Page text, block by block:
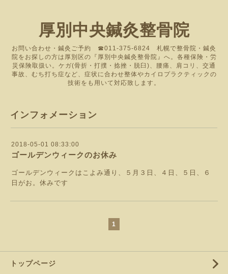
厚別中央鍼灸整骨院
お問い合わせ・鍼灸ご予約 ☎011-375-6824 札幌で整骨院・鍼灸
院をお探しの方は厚別区の『厚別中央鍼灸整骨院』へ。各種保険・労
災保険取扱い。ケガ(骨折・打撲・捻挫・脱臼)、腰痛、肩コリ、交通
事故、むち打ち症など、症状に合わせ整体やカイロプラクティックの
技術をも用いて対応致します。
インフォメーション
2018-05-01 08:33:00
ゴールデンウィークのお休み
ゴールデンウィークはこよみ通り、５月３日、４日、５日、６
日がお。休みです
1
トップページ